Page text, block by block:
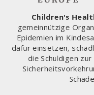
Children's
gemeinnützige
Epidemien im
dafür einsetzen,
die Schuldigen